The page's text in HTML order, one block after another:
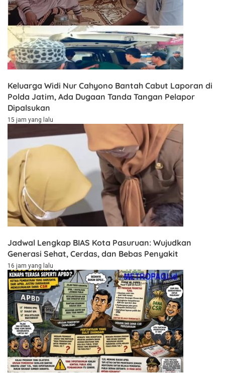
Keluarga Widi Nur Cahyono Bantah Cabut Laporan di
Polda Jatim, Ada Dugaan Tanda Tangan Pelapor
Dipalsukan
15 jam yang lalu
Jadwal Lengkap BIAS Kota Pasuruan: Wujudkan
Generasi Sehat, Cerdas, dan Bebas Penyakit
16 jam yang lalu